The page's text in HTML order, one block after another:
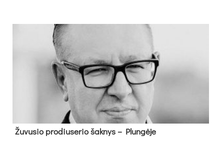
Žu­vu­sio pro­diu­se­rio šak­nys – Plun­gė­je